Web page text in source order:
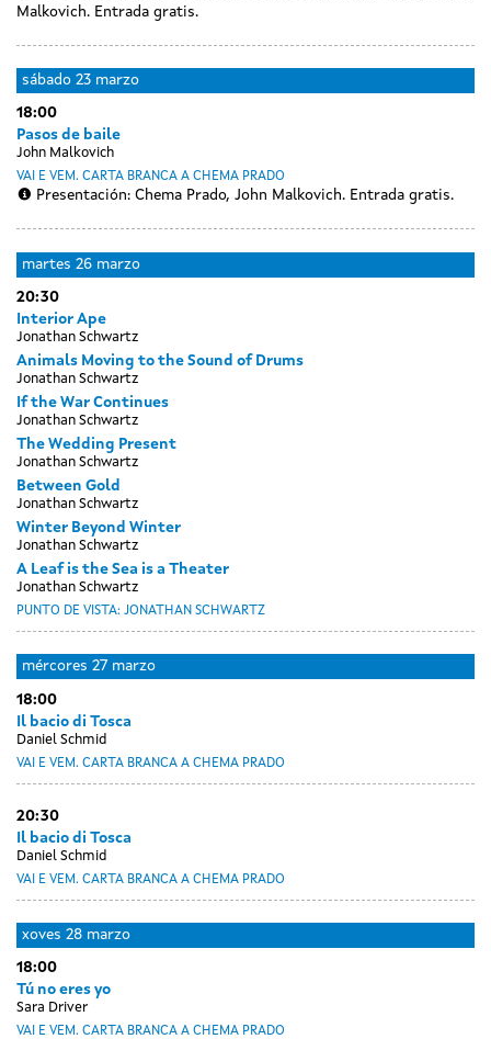
Malkovich. Entrada gratis.
sábado 23 marzo
18:00
Pasos de baile
John Malkovich
VAI E VEM. CARTA BRANCA A CHEMA PRADO
Presentación: Chema Prado, John Malkovich. Entrada gratis.
luns
25
marzo
Day
without
sessions
martes 26 marzo
20:30
Interior Ape
Jonathan Schwartz
Animals Moving to the Sound of Drums
Jonathan Schwartz
If the War Continues
Jonathan Schwartz
The Wedding Present
Jonathan Schwartz
Between Gold
Jonathan Schwartz
Winter Beyond Winter
Jonathan Schwartz
A Leaf is the Sea is a Theater
Jonathan Schwartz
PUNTO DE VISTA: JONATHAN SCHWARTZ
mércores 27 marzo
18:00
Il bacio di Tosca
Daniel Schmid
VAI E VEM. CARTA BRANCA A CHEMA PRADO
20:30
Il bacio di Tosca
Daniel Schmid
VAI E VEM. CARTA BRANCA A CHEMA PRADO
xoves 28 marzo
18:00
Tú no eres yo
Sara Driver
VAI E VEM. CARTA BRANCA A CHEMA PRADO